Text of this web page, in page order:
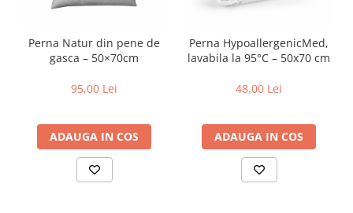
Perna Natur din pene de
gasca – 50×70cm
95,00 Lei
ADAUGA IN COS
Perna HypoallergenicMed,
lavabila la 95°C – 50x70 cm
48,00 Lei
ADAUGA IN COS